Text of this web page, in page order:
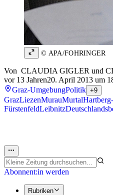
© APA/FOHRINGER
Von CLAUDIA GIGLER und
vor 13 Jahren20. April 2013 um
Graz-UmgebungPolitik +9
GrazLiezenMurauMurtalHartberg-
FürstenfeldLeibnitz
Abonnent:in werden
Rubriken